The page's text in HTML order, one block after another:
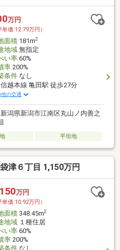
万円
単価:12.79万円）
面積181m2
地域無指定
い率60%
率200%
条件なし
信越本線 亀田駅 徒歩27分
他の交通
新潟県新潟市江南区丸山ノ内善之
平坦地
津６丁目 1,150万円
万円
単価:10.92万円）
面積348.45m2
地域１種住居
い率60%
率200%
条件なし